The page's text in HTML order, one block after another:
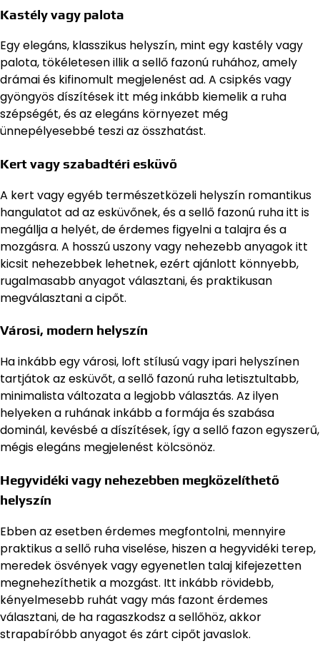
Kastély vagy palota
Egy elegáns, klasszikus helyszín, mint egy kastély vagy
palota, tökéletesen illik a sellő fazonú ruhához, amely
drámai és kifinomult megjelenést ad. A csipkés vagy
gyöngyös díszítések itt még inkább kiemelik a ruha
szépségét, és az elegáns környezet még
ünnepélyesebbé teszi az összhatást.
Kert vagy szabadtéri esküvő
A kert vagy egyéb természetközeli helyszín romantikus
hangulatot ad az esküvőnek, és a sellő fazonú ruha itt is
megállja a helyét, de érdemes figyelni a talajra és a
mozgásra. A hosszú uszony vagy nehezebb anyagok itt
kicsit nehezebbek lehetnek, ezért ajánlott könnyebb,
rugalmasabb anyagot választani, és praktikusan
megválasztani a cipőt.
Városi, modern helyszín
Ha inkább egy városi, loft stílusú vagy ipari helyszínen
tartjátok az esküvőt, a sellő fazonú ruha letisztultabb,
minimalista változata a legjobb választás. Az ilyen
helyeken a ruhának inkább a formája és szabása
dominál, kevésbé a díszítések, így a sellő fazon egyszerű,
mégis elegáns megjelenést kölcsönöz.
Hegyvidéki vagy nehezebben megközelíthető
helyszín
Ebben az esetben érdemes megfontolni, mennyire
praktikus a sellő ruha viselése, hiszen a hegyvidéki terep,
meredek ösvények vagy egyenetlen talaj kifejezetten
megnehezíthetik a mozgást. Itt inkább rövidebb,
kényelmesebb ruhát vagy más fazont érdemes
választani, de ha ragaszkodsz a sellőhöz, akkor
strapabíróbb anyagot és zárt cipőt javaslok.